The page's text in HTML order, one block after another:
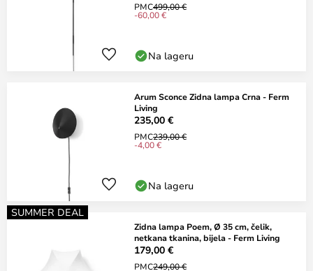
PMC499,00 €
-60,00 €
Na lageru
Arum Sconce Zidna lampa Crna - Ferm
Living
235,00 €
PMC239,00 €
-4,00 €
Na lageru
SUMMER DEAL
Zidna lampa Poem, Ø 35 cm, čelik,
netkana tkanina, bijela - Ferm Living
179,00 €
PMC249,00 €